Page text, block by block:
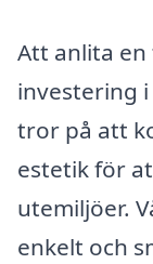
Att anlita
investering
tror på att
estetik för
utemiljöer.
enkelt och